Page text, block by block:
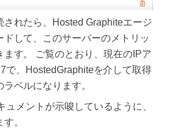
されたら、Hosted Graphiteエージ
ドして、このサーバーのメトリッ
ます。 ご覧のとおり、現在のIPア
で、HostedGraphiteを介して取得
ベルになります。
ュメントが示唆しているように、
。